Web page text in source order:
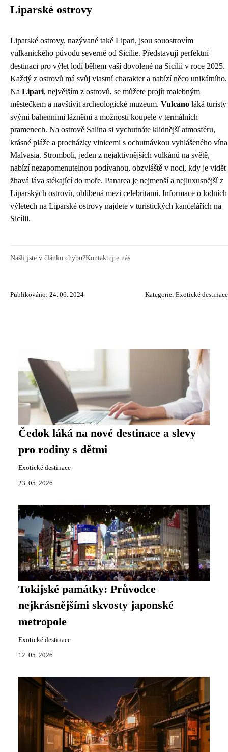
Liparské ostrovy
Liparské ostrovy, nazývané také Lipari, jsou souostrovím
vulkanického původu severně od Sicílie. Představují perfektní
destinaci pro výlet lodí během vaší dovolené na Sicílii v roce 2025.
Každý z ostrovů má svůj vlastní charakter a nabízí něco unikátního.
Na Lipari, největším z ostrovů, se můžete projít malebným
městečkem a navštívit archeologické muzeum. Vulcano láká turisty
svými bahenními lázněmi a možností koupele v termálních
pramenech. Na ostrově Salina si vychutnáte klidnější atmosféru,
krásné pláže a procházky vinicemi s ochutnávkou vyhlášeného vína
Malvasia. Stromboli, jeden z nejaktivnějších vulkánů na světě,
nabízí nezapomenutelnou podívanou, obzvláště v noci, kdy je vidět
žhavá láva stékající do moře. Panarea je nejmenší a nejluxusnější z
Liparských ostrovů, oblíbená mezi celebritami. Informace o lodních
výletech na Liparské ostrovy najdete v turistických kancelářích na
Sicílii.
Našli jste v článku chybu?Kontaktujte nás
Publikováno: 24. 06. 2024 Kategorie: Exotické destinace
Čedok láká na nové destinace a slevy
pro rodiny s dětmi
Exotické destinace
23. 05. 2026
Tokijské památky: Průvodce
nejkrásnějšími skvosty japonské
metropole
Exotické destinace
12. 05. 2026